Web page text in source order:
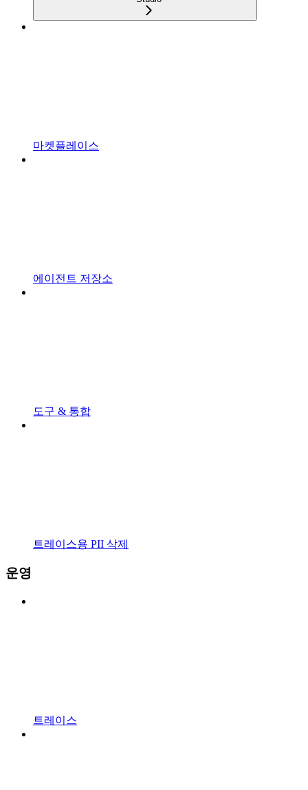
마켓플레이스
에이전트 저장소
도구 & 통합
트레이스용 PII 삭제
운영
트레이스